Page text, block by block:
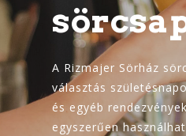
A Rizmajer Sörház
választás
és egyéb
egyszerűen